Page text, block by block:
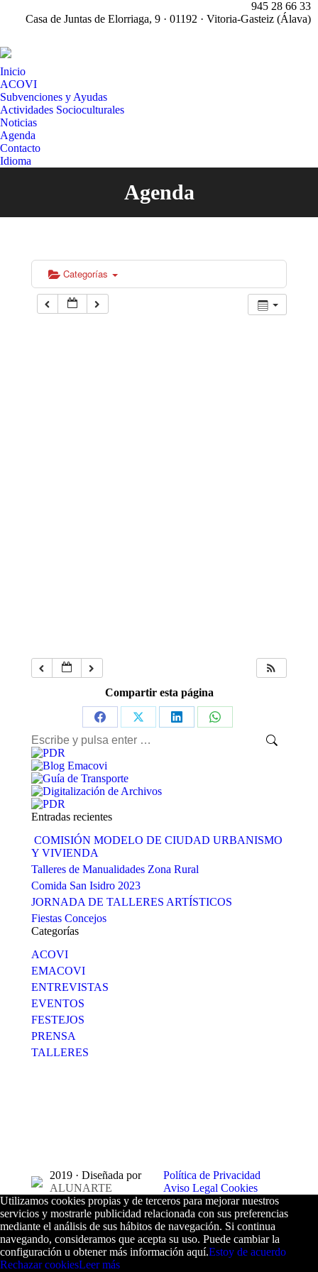
945 28 66 33
Casa de Juntas de Elorriaga, 9 · 01192 · Vitoria-Gasteiz (Álava)
Inicio
ACOVI
Subvenciones y Ayudas
Actividades Socioculturales
Noticias
Agenda
Contacto
Idioma
Agenda
Estás aquí:
Categorías
Compartir esta página
Share
on
Facebook
Share
on
Share
Share
Buscar:
Entradas recientes
COMISIÓN MODELO DE CIUDAD URBANISMO
Y VIVIENDA
Talleres de Manualidades Zona Rural
Comida San Isidro 2023
JORNADA DE TALLERES ARTÍSTICOS
Fiestas Concejos
Categorías
ACOVI
EMACOVI
ENTREVISTAS
EVENTOS
FESTEJOS
PRENSA
TALLERES
2019 · Diseñada por
ALUNARTE
Política de Privacidad
Aviso Legal Cookies
Utilizamos cookies propias y de terceros para mejorar nuestros
servicios y mostrarle publicidad relacionada con sus preferencias
mediante el análisis de sus hábitos de navegación. Si continua
navegando, consideramos que acepta su uso. Puede cambiar la
configuración u obtener más información aquí.Estoy de acuerdo
Rechazar cookiesLeer más